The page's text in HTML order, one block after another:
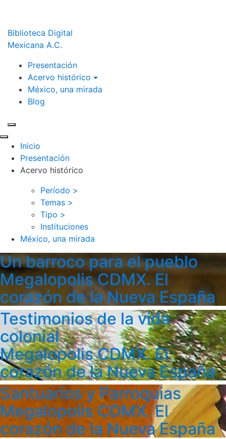
Biblioteca Digital
Mexicana A.C.
Presentación
Acervo histórico
México, una mirada
Blog
Inicio
Presentación
Acervo histórico
Período >
Temas >
Tipo >
Instituciones
México, una mirada
Un barroco para el pueblo
Megalopolis CDMX. El
corazón de la Nueva España
Testimonios de la vida
colonial
Megalopolis CDMX. El
corazón de la Nueva España
Santuarios y Parroquias
Megalopolis CDMX. El
corazón de la Nueva España